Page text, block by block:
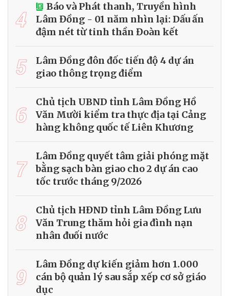
4
Báo và Phát thanh, Truyền hình
Lâm Đồng - 01 năm nhìn lại: Dấu ấn
đậm nét từ tinh thần Đoàn kết
5
Lâm Đồng đôn đốc tiến độ 4 dự án
giao thông trọng điểm
6
Chủ tịch UBND tỉnh Lâm Đồng Hồ
Văn Mười kiểm tra thực địa tại Cảng
hàng không quốc tế Liên Khương
7
Lâm Đồng quyết tâm giải phóng mặt
bằng sạch bàn giao cho 2 dự án cao
tốc trước tháng 9/2026
8
Chủ tịch HĐND tỉnh Lâm Đồng Lưu
Văn Trung thăm hỏi gia đình nạn
nhân đuối nước
9
Lâm Đồng dự kiến giảm hơn 1.000
cán bộ quản lý sau sắp xếp cơ sở giáo
dục